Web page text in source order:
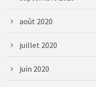
août 2020
juillet 2020
juin 2020